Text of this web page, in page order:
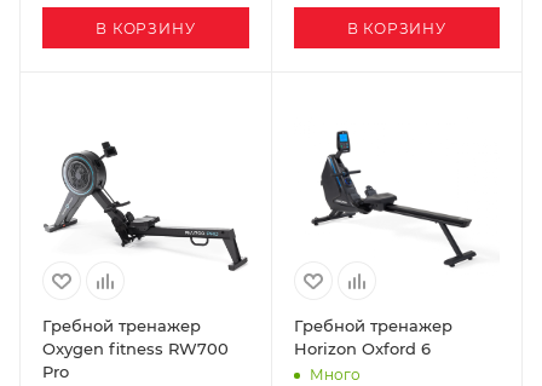
В КОРЗИНУ В КОРЗИНУ
Гребной тренажер
Oxygen fitness RW700
Pro
Гребной тренажер
Horizon Oxford 6
Много